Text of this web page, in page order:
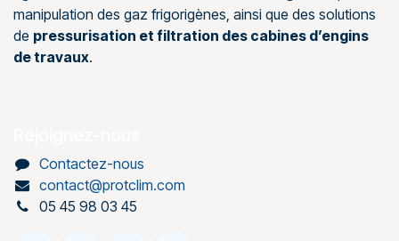
manipulation des gaz frigorigènes, ainsi que des solutions
de pressurisation et filtration des cabines d’engins
de travaux.
Contactez-nous
contact@protclim.com
05 45 98 03 45